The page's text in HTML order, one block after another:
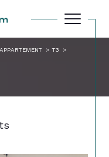
APPARTEMENT
T3